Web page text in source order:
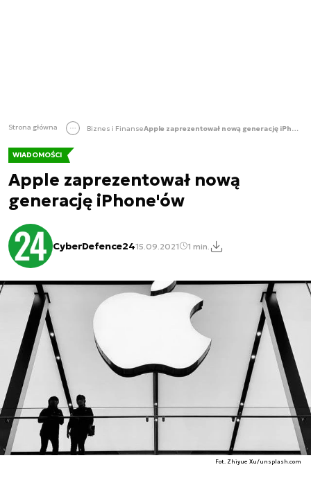
Strona główna Biznes i Finanse Apple zaprezentował nową generację iPhone'ów
WIADOMOŚCI
Apple zaprezentował nową
generację iPhone'ów
CyberDefence2415.09.2021 1 min.
Fot. Zhiyue Xu/unsplash.com